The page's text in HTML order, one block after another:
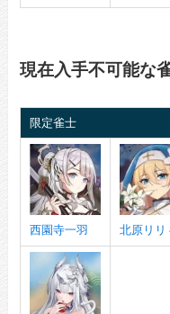
現在入手不可能な
限定雀士
西園寺一羽 北原リリ